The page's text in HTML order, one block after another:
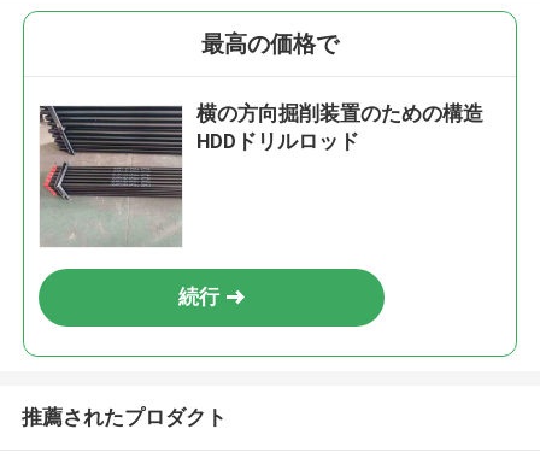
最高の価格で
横の方向掘削装置のための構造
HDDドリルロッド
続行
推薦されたプロダクト